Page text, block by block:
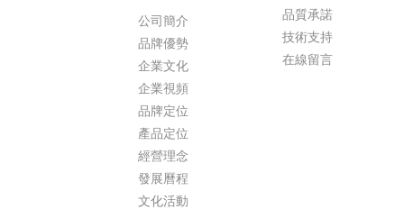
公司簡介
品牌優勢
企業文化
企業視頻
品牌定位
產品定位
經營理念
發展曆程
文化活動
品質承諾
技術支持
在線留言